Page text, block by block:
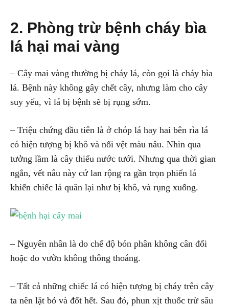
2. Phòng trừ bệnh cháy bìa
lá hại mai vàng
– Cây mai vàng thường bị cháy lá, còn gọi là cháy bìa
lá. Bệnh này không gây chết cây, nhưng làm cho cây
suy yếu, vì lá bị bệnh sẽ bị rụng sớm.
– Triệu chứng đầu tiên là ở chóp lá hay hai bên rìa lá
có hiện tượng bị khô và nổi vệt màu nâu. Nhìn qua
tưởng lầm là cây thiếu nước tưới. Nhưng qua thời gian
ngắn, vết nâu này cứ lan rộng ra gần trọn phiến lá
khiến chiếc lá quăn lại như bị khô, và rụng xuống.
– Nguyên nhân là do chế độ bón phân không cân đối
hoặc do vườn không thông thoáng.
– Tất cả những chiếc lá có hiện tượng bị cháy trên cây
ta nên lặt bỏ và đốt hết. Sau đó, phun xịt thuốc trừ sâu